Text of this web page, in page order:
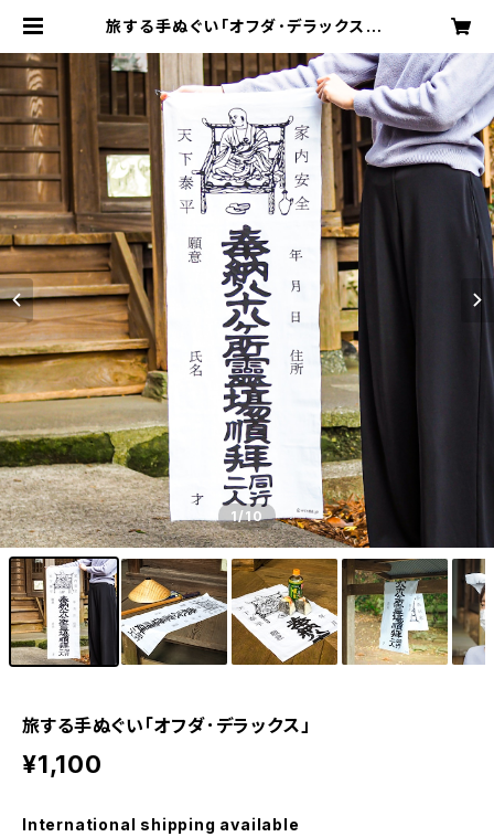
旅する手ぬぐい「オフダ･デラックス」 |
1/10
旅する手ぬぐい「オフダ･デラックス」
¥1,100
International shipping available